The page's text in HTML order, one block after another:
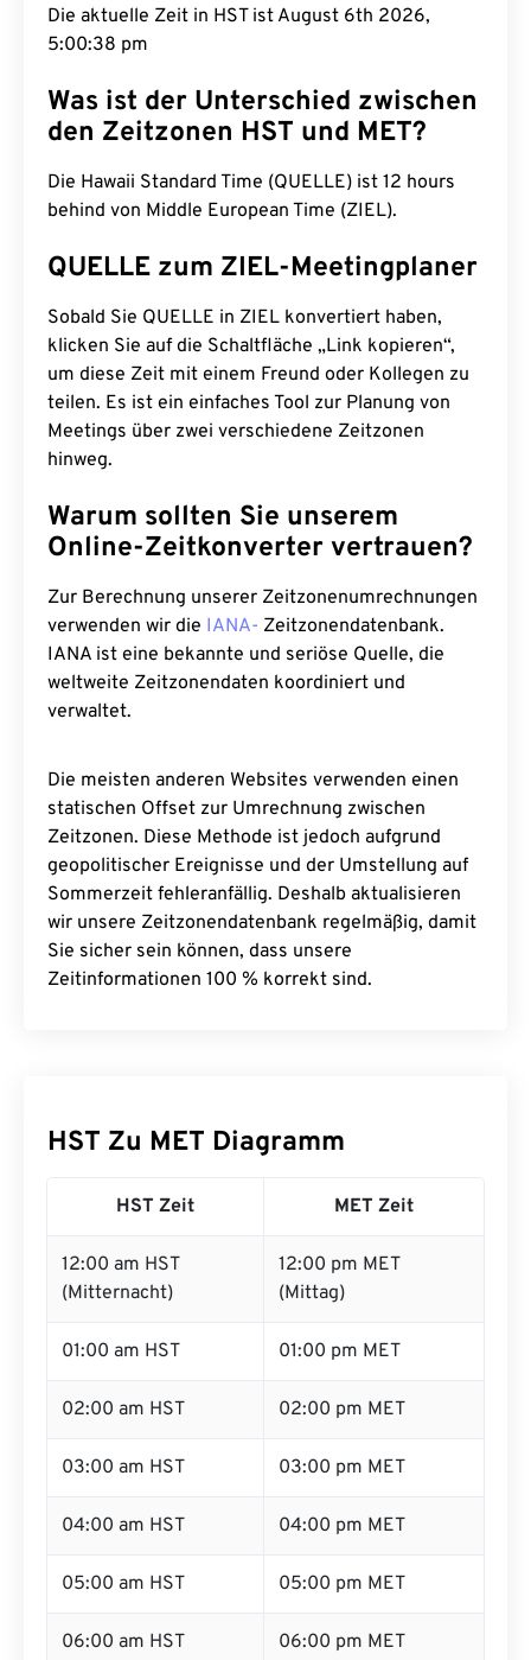
Die aktuelle Zeit in HST ist August 6th 2026,
5:00:39 pm
Was ist der Unterschied zwischen
den Zeitzonen HST und MET?
Die Hawaii Standard Time (QUELLE) ist 12 hours
behind von Middle European Time (ZIEL).
QUELLE zum ZIEL-Meetingplaner
Sobald Sie QUELLE in ZIEL konvertiert haben,
klicken Sie auf die Schaltfläche „Link kopieren“,
um diese Zeit mit einem Freund oder Kollegen zu
teilen. Es ist ein einfaches Tool zur Planung von
Meetings über zwei verschiedene Zeitzonen
hinweg.
Warum sollten Sie unserem
Online-Zeitkonverter vertrauen?
Zur Berechnung unserer Zeitzonenumrechnungen
verwenden wir die IANA- Zeitzonendatenbank.
IANA ist eine bekannte und seriöse Quelle, die
weltweite Zeitzonendaten koordiniert und
verwaltet.
Die meisten anderen Websites verwenden einen
statischen Offset zur Umrechnung zwischen
Zeitzonen. Diese Methode ist jedoch aufgrund
geopolitischer Ereignisse und der Umstellung auf
Sommerzeit fehleranfällig. Deshalb aktualisieren
wir unsere Zeitzonendatenbank regelmäßig, damit
Sie sicher sein können, dass unsere
Zeitinformationen 100 % korrekt sind.
HST Zu MET Diagramm
HST Zeit MET Zeit
12:00 am HST
(Mitternacht)
12:00 pm MET
(Mittag)
01:00 am HST 01:00 pm MET
02:00 am HST 02:00 pm MET
03:00 am HST 03:00 pm MET
04:00 am HST 04:00 pm MET
05:00 am HST 05:00 pm MET
06:00 am HST 06:00 pm MET